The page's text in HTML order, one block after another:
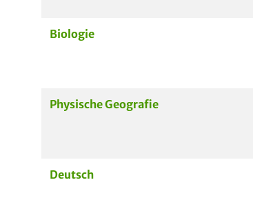
Biologie
Physische Geografie
Deutsch